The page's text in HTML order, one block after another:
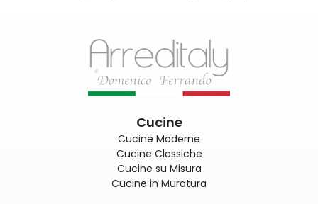
Cucine
Cucine Moderne
Cucine Classiche
Cucine su Misura
Cucine in Muratura